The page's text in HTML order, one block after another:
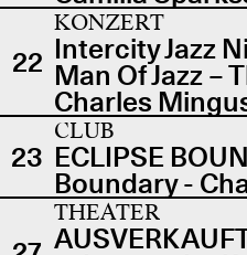
22
KONZERT
Intercity Jazz
Man Of Jazz –
Charles
23
CLUB
ECLIPSE
Boundary -
THEATER